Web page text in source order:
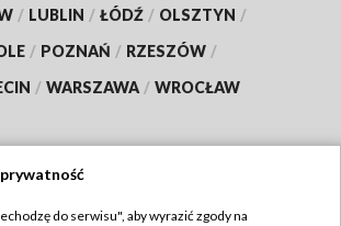
/ LUBLIN / ŁÓDŹ / OLSZTYN /
/ POZNAŃ / RZESZÓW /
/ WARSZAWA / WROCŁAW
do serwisu", aby wyrazić zgody na